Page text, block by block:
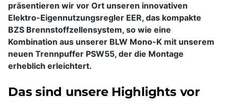
präsentieren wir vor Ort unseren innovativen
Elektro-Eigennutzungsregler EER, das kompakte
BZS Brennstoffzellensystem, so wie eine
Kombination aus unserer BLW Mono-K mit unserem
neuen Trennpuffer PSW55, der die Montage
erheblich erleichtert.
Das sind unsere Highlights vor